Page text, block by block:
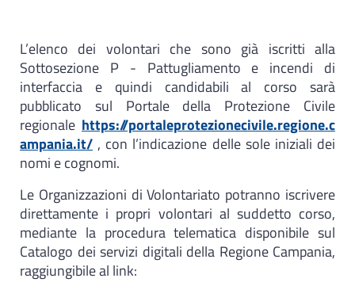
L’elenco dei volontari che sono già iscritti alla
Sottosezione P - Pattugliamento e incendi di
interfaccia e quindi candidabili al corso sarà
pubblicato sul Portale della Protezione Civile
regionale https://portaleprotezionecivile.regione.c
ampania.it/ , con l’indicazione delle sole iniziali dei
nomi e cognomi.
Le Organizzazioni di Volontariato potranno iscrivere
direttamente i propri volontari al suddetto corso,
mediante la procedura telematica disponibile sul
Catalogo dei servizi digitali della Regione Campania,
raggiungibile al link: